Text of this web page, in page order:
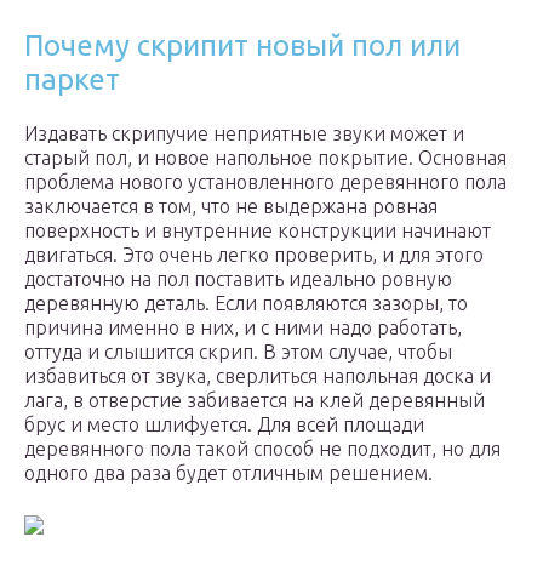
Почему скрипит новый пол или
паркет
Издавать скрипучие неприятные звуки может и
старый пол, и новое напольное покрытие. Основная
проблема нового установленного деревянного пола
заключается в том, что не выдержана ровная
поверхность и внутренние конструкции начинают
двигаться. Это очень легко проверить, и для этого
достаточно на пол поставить идеально ровную
деревянную деталь. Если появляются зазоры, то
причина именно в них, и с ними надо работать,
оттуда и слышится скрип. В этом случае, чтобы
избавиться от звука, сверлиться напольная доска и
лага, в отверстие забивается на клей деревянный
брус и место шлифуется. Для всей площади
деревянного пола такой способ не подходит, но для
одного два раза будет отличным решением.